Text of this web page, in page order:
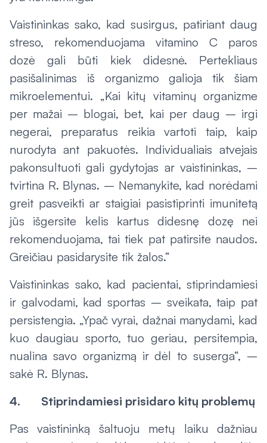
Vaistininkas sako, kad susirgus, patiriant daug
streso, rekomenduojama vitamino C paros
dozė gali būti kiek didesnė. Pertekliaus
pasišalinimas iš organizmo galioja tik šiam
mikroelementui. „Kai kitų vitaminų organizme
per mažai – blogai, bet, kai per daug – irgi
negerai, preparatus reikia vartoti taip, kaip
nurodyta ant pakuotės. Individualiais atvejais
pakonsultuoti gali gydytojas ar vaistininkas, –
tvirtina R. Blynas. – Nemanykite, kad norėdami
greit pasveikti ar staigiai pasistiprinti imunitetą
jūs išgersite kelis kartus didesnę dozę nei
rekomenduojama, tai tiek pat patirsite naudos.
Greičiau pasidarysite tik žalos.“
Vaistininkas sako, kad pacientai, stiprindamiesi
ir galvodami, kad sportas – sveikata, taip pat
persistengia. „Ypač vyrai, dažnai manydami, kad
kuo daugiau sporto, tuo geriau, persitempia,
nualina savo organizmą ir dėl to suserga“, –
sakė R. Blynas.
4. Stiprindamiesi prisidaro kitų problemų
Pas vaistininką šaltuoju metų laiku dažniau